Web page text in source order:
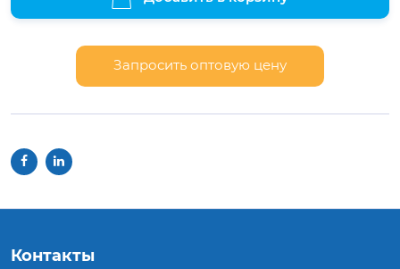
Запросить оптовую цену
Контакты